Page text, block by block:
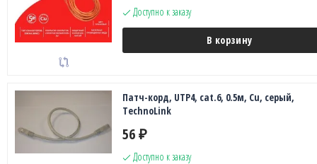
Доступно к заказу
В корзину
Патч-корд, UTP4, cat.6, 0.5м, Сu, серый,
TechnoLink
56 ₽
Доступно к заказу